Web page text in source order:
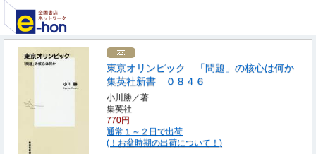
東京オリンピック 「問題」の核心は何か
集英社新書 ０８４６
小川勝／著
集英社
770円
通常１～２日で出荷
(！お盆時期の出荷について！)